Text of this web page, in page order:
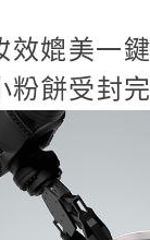
效媲美一
粉餅受封